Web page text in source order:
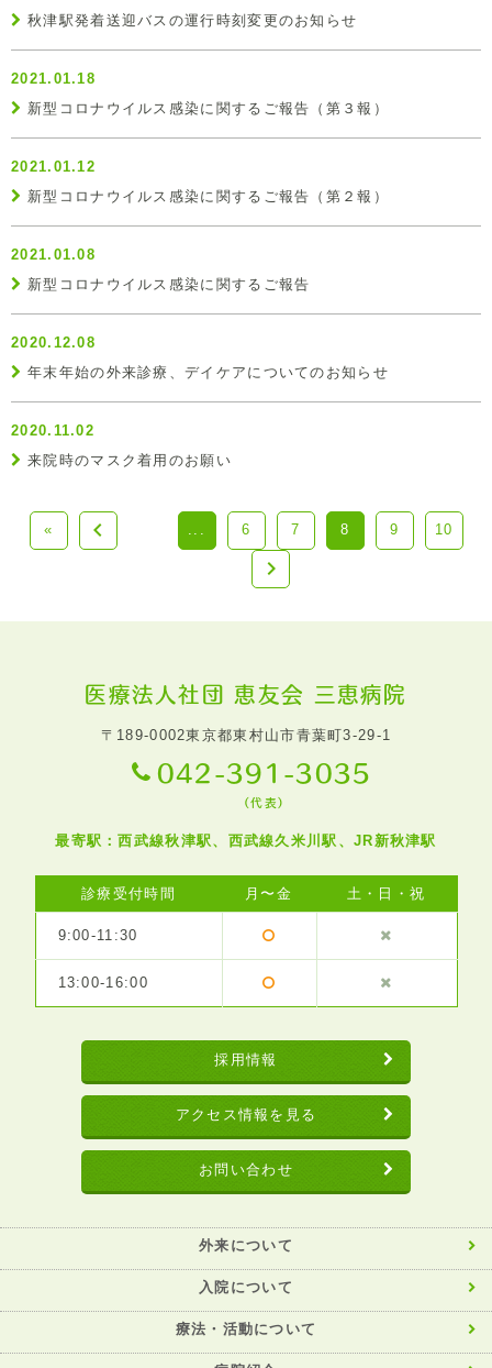
秋津駅発着送迎バスの運行時刻変更のお知らせ
2021.01.18
新型コロナウイルス感染に関するご報告（第３報）
2021.01.12
新型コロナウイルス感染に関するご報告（第２報）
2021.01.08
新型コロナウイルス感染に関するご報告
2020.12.08
年末年始の外来診療、デイケアについてのお知らせ
2020.11.02
来院時のマスク着用のお願い
«  ... 6 7 8 9 10

医療法人社団 恵友会 三恵病院
〒189-0002東京都東村山市青葉町3-29-1
042-391-3035
（代表）
最寄駅：西武線秋津駅、西武線久米川駅、JR新秋津駅
診療受付時間 月〜金 土・日・祝
9:00-11:30
13:00-16:00
採用情報
アクセス情報を見る
お問い合わせ
外来について
入院について
療法・活動について